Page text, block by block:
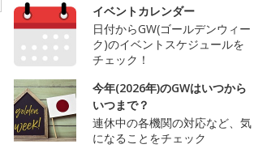
イベントカレンダー
日付からGW(ゴールデンウィー
ク)のイベントスケジュールを
チェック！
今年(2026年)のGWはいつから
いつまで？
連休中の各機関の対応など、気
になることをチェック